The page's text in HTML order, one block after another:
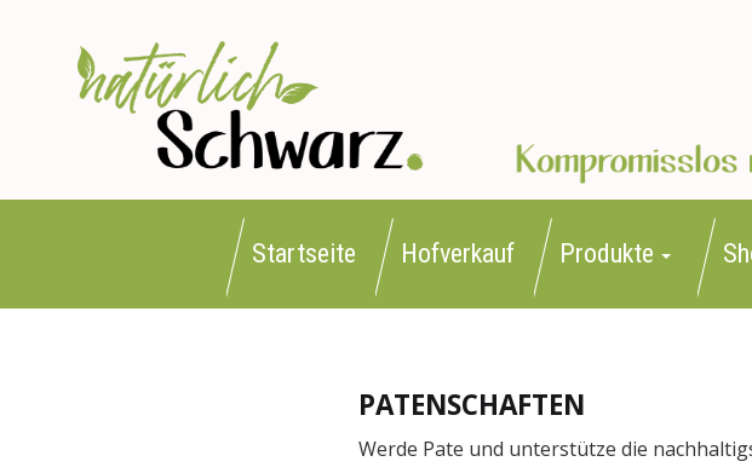
Startseite Hofverkauf Produkte
PATENSCHAFTEN
Werde Pate und unterstütze die